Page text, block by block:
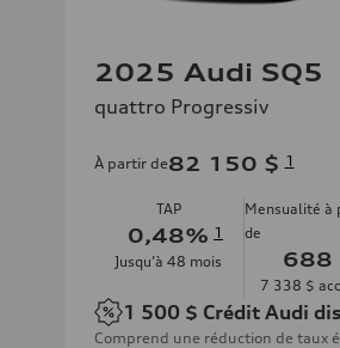
2025 Audi SQ5
quattro Progressiv
À partir de82 150 $ 1
TAP
0,48% 1
Jusqu’à 48 mois
Mensualité à
de
688
7 338 $
1 500 $ Crédit Audi
Comprend une réduction de taux